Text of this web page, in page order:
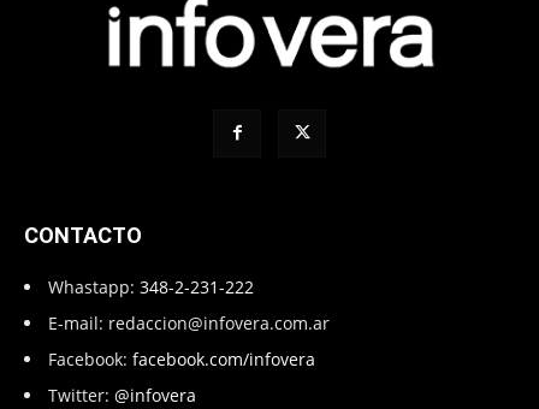
CONTACTO
Whastapp: 348-2-231-222
E-mail: redaccion@infovera.com.ar
Facebook: facebook.com/infovera
Twitter: @infovera